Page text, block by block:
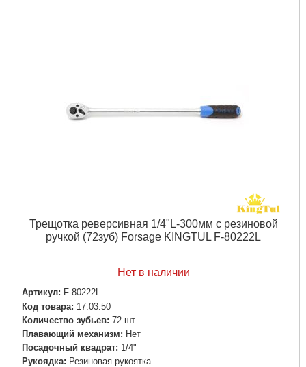
Трещотка реверсивная 1/4"L-300мм с резиновой
ручкой (72зуб) Forsage KINGTUL F-80222L
Нет в наличии
Артикул: F-80222L
Код товара: 17.03.50
Количество зубьев: 72 шт
Плавающий механизм: Нет
Посадочный квадрат: 1/4"
Рукоядка: Резиновая рукоятка